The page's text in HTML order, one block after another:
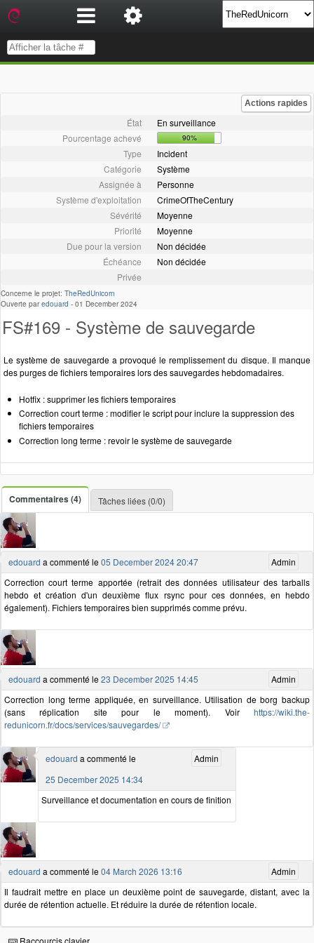
Actions rapides
État
En surveillance
Pourcentage achevé
90%
Type
Incident
Catégorie
Système
Assignée à
Personne
Système d'exploitation
CrimeOfTheCentury
Sévérité
Moyenne
Priorité
Moyenne
Due pour la version
Non décidée
Échéance
Non décidée
Privée
Concerne le projet: TheRedUnicorn
Ouverte paredouard - 01 December 2024
FS#169 - Système de sauvegarde
Le système de sauvegarde a provoqué le remplissement du disque. Il manque
des purges de fichiers temporaires lors des sauvegardes hebdomadaires.
Hotfix : supprimer les fichiers temporaires
Correction court terme : modifier le script pour inclure la suppression des
fichiers temporaires
Correction long terme : revoir le système de sauvegarde
Commentaires (4) Tâches liées (0/0)
Admin
edouard a commenté le05 December 2024 20:47
Correction court terme apportée (retrait des données utilisateur des tarballs
hebdo et création d'un deuxième flux rsync pour ces données, en hebdo
également). Fichiers temporaires bien supprimés comme prévu.
Admin
edouard a commenté le23 December 2025 14:45
Correction long terme appliquée, en surveillance. Utilisation de borg backup
(sans réplication site pour le moment). Voir https://wiki.the-
redunicorn.fr/docs/services/sauvegardes/
Admin
edouard a commenté le
25 December 2025 14:34
Surveillance et documentation en cours de finition
Admin
edouard a commenté le04 March 2026 13:16
Il faudrait mettre en place un deuxième point de sauvegarde, distant, avec la
durée de rétention actuelle. Et réduire la durée de rétention locale.
Raccourcis clavier